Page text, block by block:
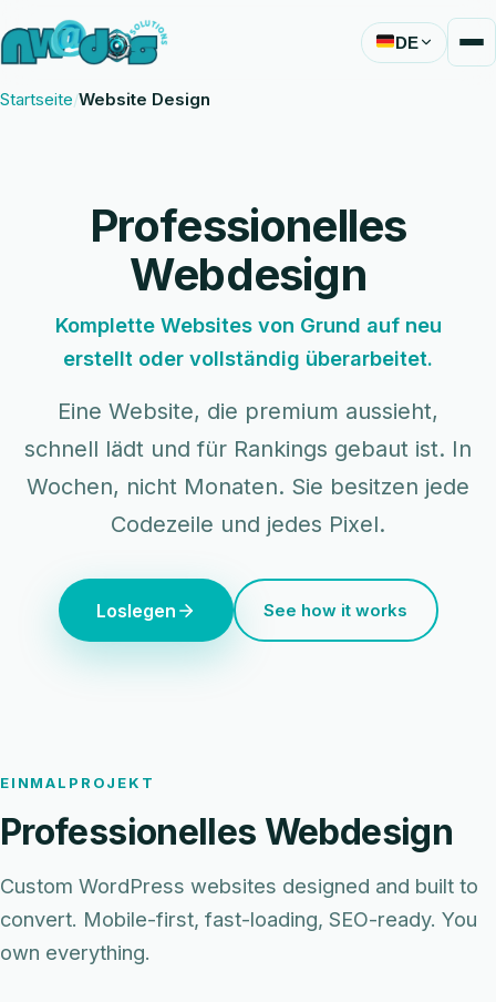
DE
Startseite Website Design
Professionelles
Webdesign
Komplette Websites von Grund auf neu
erstellt oder vollständig überarbeitet.
Eine Website, die premium aussieht,
schnell lädt und für Rankings gebaut ist. In
Wochen, nicht Monaten. Sie besitzen jede
Codezeile und jedes Pixel.
Loslegen See how it works
EINMALPROJEKT
Professionelles Webdesign
Custom WordPress websites designed and built to
convert. Mobile-first, fast-loading, SEO-ready. You
own everything.